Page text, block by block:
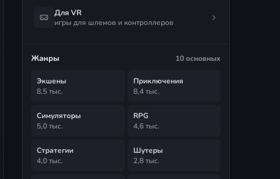
Для VR
игры для шлемов и контроллеров
Жанры 10 основных
Экшены
8,5 тыс.
Приключения
8,4 тыс.
Симуляторы
5,0 тыс.
RPG
4,6 тыс.
Стратегии
4,0 тыс.
Шутеры
2,8 тыс.